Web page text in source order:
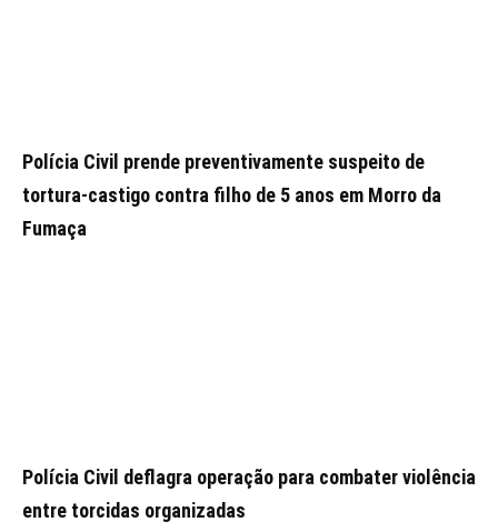
Polícia Civil prende preventivamente suspeito de
tortura-castigo contra filho de 5 anos em Morro da
Fumaça
Polícia Civil deflagra operação para combater violência
entre torcidas organizadas